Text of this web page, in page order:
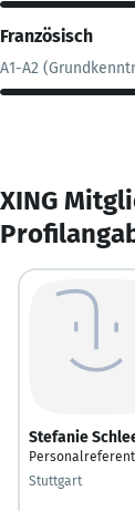
Französisch
A1-A2
XING
Stefanie
Stuttgart